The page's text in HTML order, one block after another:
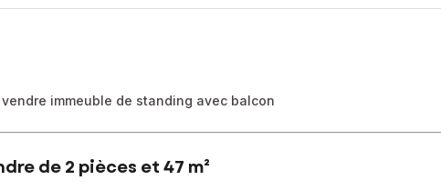
immeuble de standing avec balcon
de 2 pièces et 47 m²